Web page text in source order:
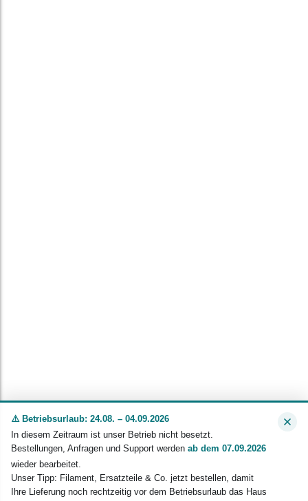
⚠️ Betriebsurlaub: 24.08. – 04.09.2026
In diesem Zeitraum ist unser Betrieb nicht besetzt.
Bestellungen, Anfragen und Support werden ab dem 07.09.2026
wieder bearbeitet.
Unser Tipp: Filament, Ersatzteile & Co. jetzt bestellen, damit
Ihre Lieferung noch rechtzeitig vor dem Betriebsurlaub das Haus